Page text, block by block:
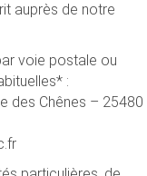
auprès de notre
voie postale ou
:
des Chênes – 25480